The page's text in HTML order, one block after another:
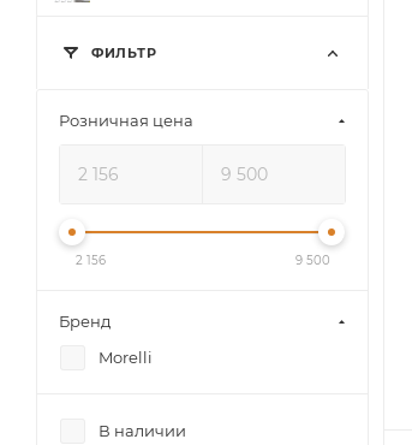
ФИЛЬТР
Розничная цена
2 156 9 500
Бренд
Morelli
В наличии